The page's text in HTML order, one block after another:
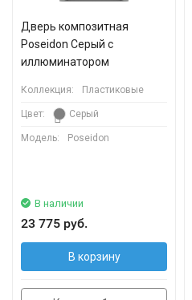
Дверь композитная
Poseidon Серый с
иллюминатором
Коллекция: Пластиковые
Цвет: Серый
Модель: Poseidon
В наличии
23 775 руб.
В корзину